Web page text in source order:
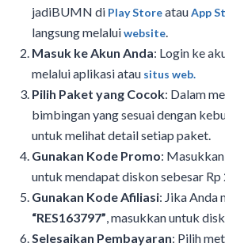
jadiBUMN di Play StoreatauApp
langsung melaluiwebsite.
Masuk ke Akun Anda: Login ke
melalui aplikasi atau situs web.
Pilih Paket yang Cocok: Dalam
bimbingan yang sesuai dengan
untuk melihat detail setiap paket.
Gunakan Kode Promo:
untuk mendapat diskon sebesar Rp
Gunakan Kode Afiliasi: Jika Anda
“RES163797”, masukkan untuk
Selesaikan Pembayaran: Pilih